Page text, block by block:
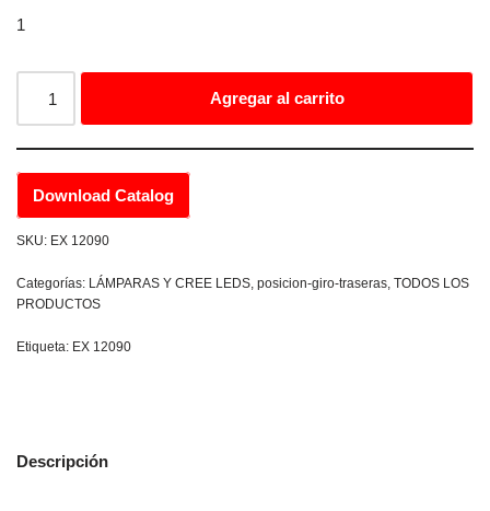
1
Agregar al carrito
Download Catalog
SKU: EX 12090
Categorías: LÁMPARAS Y CREE LEDS, posicion-giro-traseras, TODOS LOS
PRODUCTOS
Etiqueta: EX 12090
Descripción